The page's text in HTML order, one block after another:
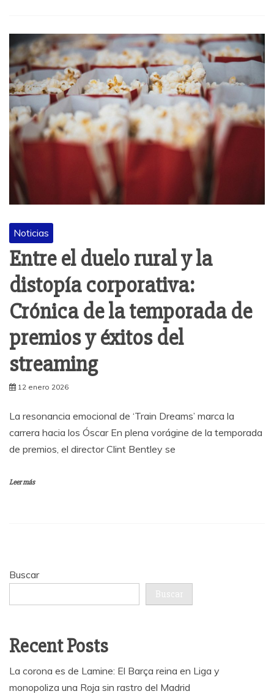
Noticias
Entre el duelo rural y la
distopía corporativa:
Crónica de la temporada de
premios y éxitos del
streaming
12 enero 2026
La resonancia emocional de ‘Train Dreams’ marca la
carrera hacia los Óscar En plena vorágine de la temporada
de premios, el director Clint Bentley se
Leer más
Buscar
Buscar
Recent Posts
La corona es de Lamine: El Barça reina en Liga y
monopoliza una Roja sin rastro del Madrid